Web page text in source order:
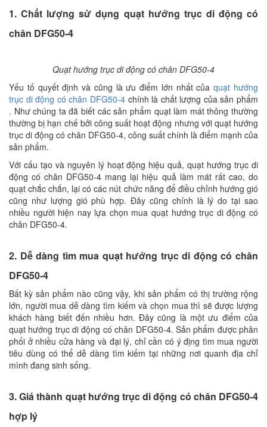
1. Chất lượng sử dụng quạt hướng trục di động có
chân DFG50-4
Quạt hướng trục di động có chân DFG50-4
Yếu tố quyết định và cũng là ưu điểm lớn nhất củaquạt hướng
trục di động có chân DFG50-4chính là chất lượng của sản phẩm
. Như chúng ta đã biết các sản phẩm quạt làm mát thông thường
thường bị hạn chế bởi công suất hoạt động nhưng với quạt hướng
trục di động có chân DFG50-4, công suất chính là điểm mạnh của
sản phẩm.
Với cấu tạo và nguyên lý hoạt động hiệu quả, quạt hướng trục di
động có chân DFG50-4 mang lại hiệu quả làm mát rất cao, do
quạt chắc chắn, lại có các nút chức năng để điều chỉnh hướng gió
cũng như lượng gió phù hợp. Đây cũng chính là lý do tại sao
nhiều người hiện nay lựa chọn mua quạt hướng trục di động có
chân DFG50-4.
2. Dễ dàng tìm mua quạt hướng trục di động có chân
DFG50-4
Bất kỳ sản phẩm nào cũng vậy, khi sản phẩm có thị trường rộng
lớn, người mua dễ dàng tìm kiếm và chọn mua thì sẽ được lượng
khách hàng biết đến nhiều hơn. Đây cũng là một ưu điểm của
quạt hướng trục di động có chân DFG50-4. Sản phẩm được phân
phối ở nhiều cửa hàng và đại lý, chỉ cần có ý địng tìm mua người
tiêu dùng có thể dễ dàng tìm kiếm tại những nơi quanh địa chỉ
mình đang sinh sống.
3. Giá thành quạt hướng trục di động có chân DFG50-4
hợp lý